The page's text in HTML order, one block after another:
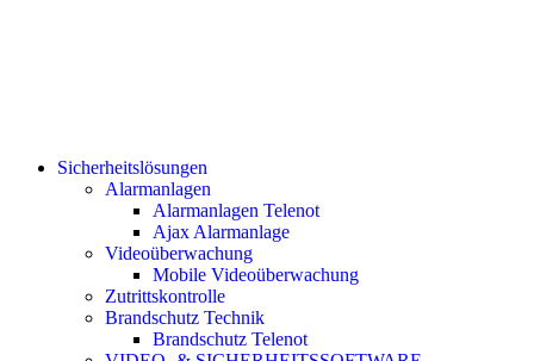
Sicherheitslösungen
Alarmanlagen
Alarmanlagen Telenot
Ajax Alarmanlage
Videoüberwachung
Mobile Videoüberwachung
Zutrittskontrolle
Brandschutz Technik
Brandschutz Telenot